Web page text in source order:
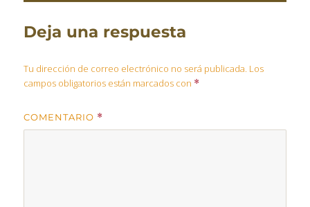
Deja una respuesta
Tu dirección de correo electrónico no será publicada. Los
campos obligatorios están marcados con *
COMENTARIO *